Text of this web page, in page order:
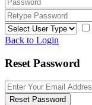
Back to Login
Reset Password
Reset Password